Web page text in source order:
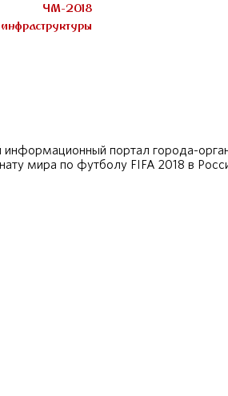
ЧМ-2018
инфраструктуры
портал города-
мира по футболу FIFA 2018 в